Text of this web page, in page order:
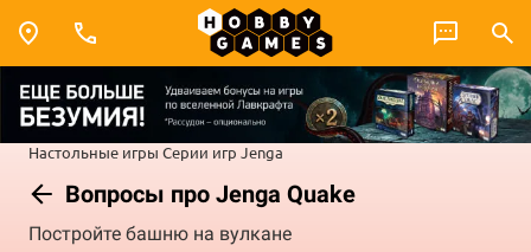
Настольные игры Серии игр Jenga
Вопросы про Jenga Quake
Постройте башню на вулкане